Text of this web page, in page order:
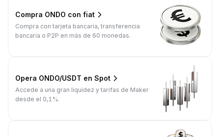
Compra ONDO con fiat
Compra con tarjeta bancaria, transferencia
bancaria o P2P en más de 60 monedas.
Opera ONDO/USDT en Spot
Accede a una gran liquidez y tarifas de Maker
desde el 0,1%.